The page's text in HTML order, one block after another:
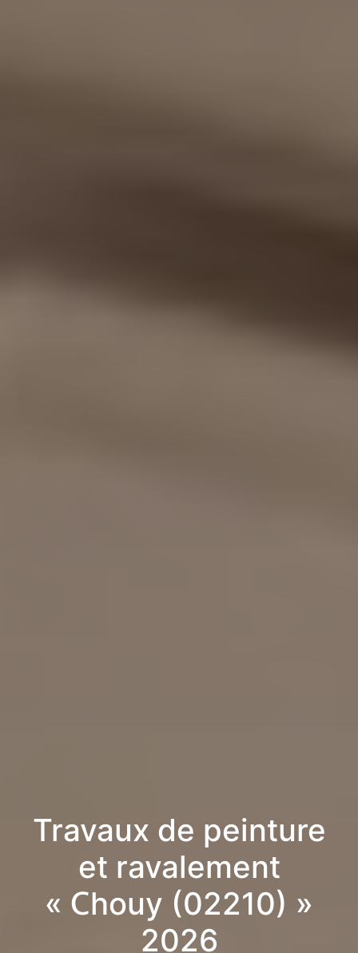
Travaux de peinture
et ravalement
« Chouy (02210) »
2026